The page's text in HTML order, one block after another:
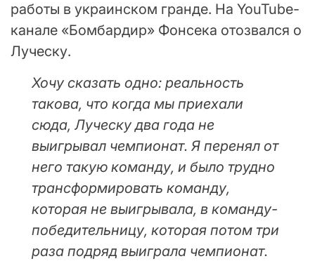
работы в украинском гранде. На YouTube-
канале «Бомбардир» Фонсека отозвался о
Луческу.
Хочу сказать одно: реальность
такова, что когда мы приехали
сюда, Луческу два года не
выигрывал чемпионат. Я перенял от
него такую команду, и было трудно
трансформировать команду,
которая не выигрывала, в команду-
победительницу, которая потом три
раза подряд выиграла чемпионат.